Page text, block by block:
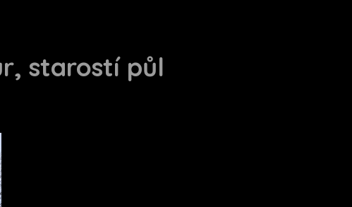
starostí půl